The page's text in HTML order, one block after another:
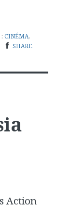
:CINÉMA,
SHARE
Action